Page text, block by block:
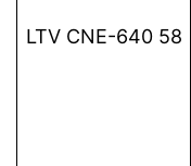
LTV CNE-640 58